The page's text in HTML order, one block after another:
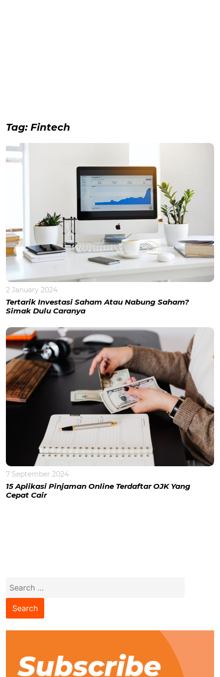
Tag: Fintech
2 January 2024
Tertarik Investasi Saham Atau Nabung Saham?
Simak Dulu Caranya
7 September 2024
15 Aplikasi Pinjaman Online Terdaftar OJK Yang
Cepat Cair
Search